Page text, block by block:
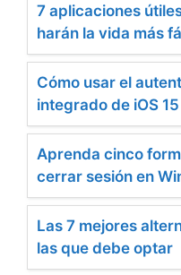
7 aplicaciones
harán la vida más
Cómo usar el
integrado de iOS
Aprenda cinco
cerrar sesión en
Las 7 mejores
las que debe optar